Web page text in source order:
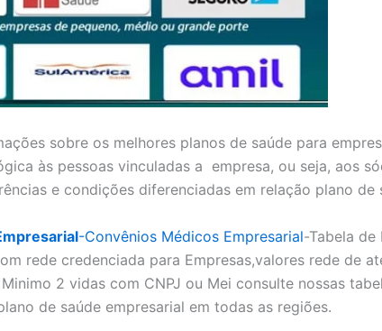
sobre os melhores planos de saúde para
às pessoas vinculadas a empresa, ou seja, aos
e condições diferenciadas em relação plano de
-Convênios Médicos Empresarial-Tabela de
rede credenciada para Empresas,valores rede de
2 vidas com CNPJ ou Mei consulte nossas
de saúde empresarial em todas as regiões.